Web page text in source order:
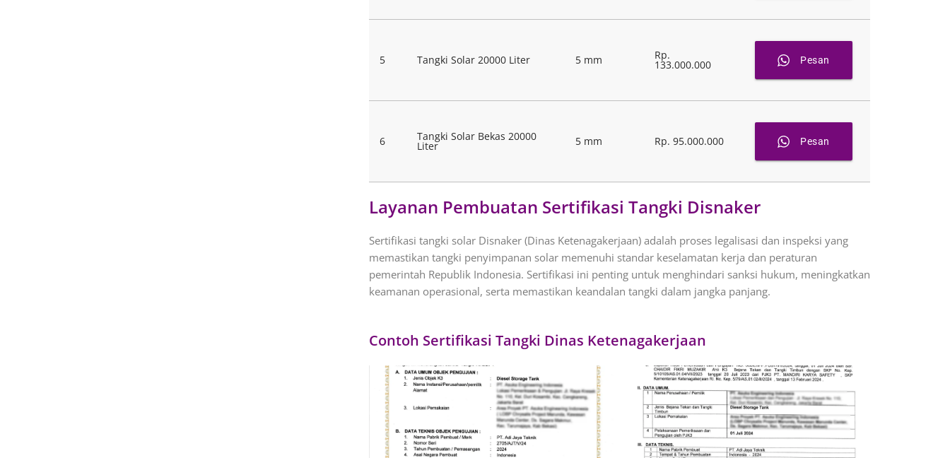
5 Tangki Solar 20000 Liter 5 mm Rp.
133.000.000 Pesan
6 Tangki Solar Bekas 20000
Liter 5 mm Rp. 95.000.000 Pesan
Layanan Pembuatan Sertifikasi Tangki Disnaker
Sertifikasi tangki solar Disnaker (Dinas Ketenagakerjaan) adalah proses legalisasi dan inspeksi yang
memastikan tangki penyimpanan solar memenuhi standar keselamatan kerja dan peraturan
pemerintah Republik Indonesia. Sertifikasi ini penting untuk menghindari sanksi hukum, meningkatkan
keamanan operasional, serta memastikan keandalan tangki dalam jangka panjang.
Contoh Sertifikasi Tangki Dinas Ketenagakerjaan